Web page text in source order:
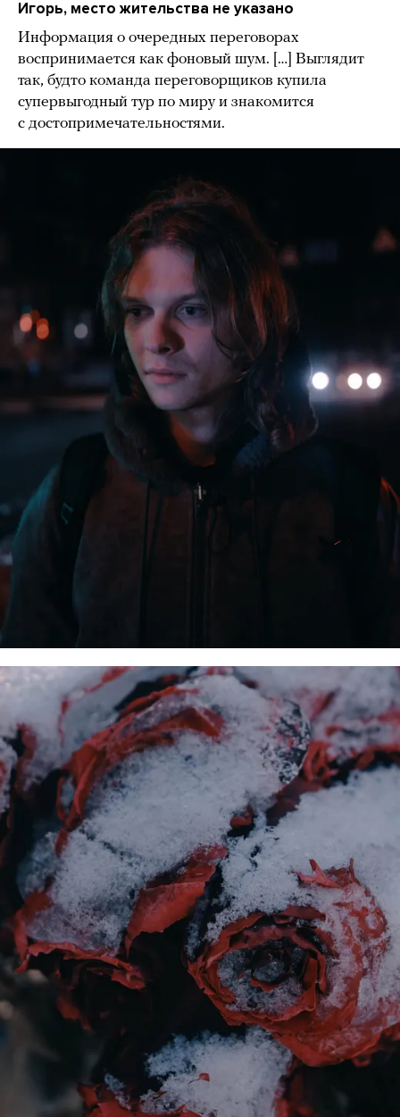
Игорь, место жительства не указано
Информация о очередных переговорах
воспринимается как фоновый шум. […] Выглядит
так, будто команда переговорщиков купила
супервыгодный тур по миру и знакомится
с достопримечательностями.